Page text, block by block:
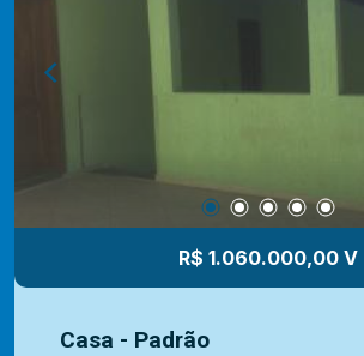
R$ 1.060.000,00 V
Casa - Padrão